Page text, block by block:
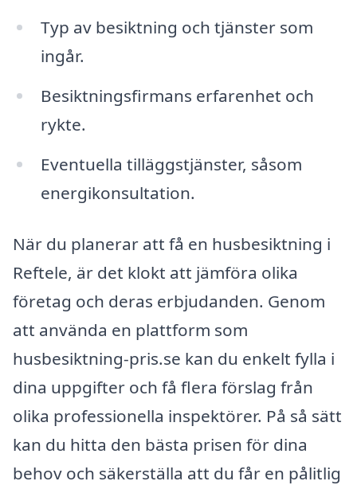
Typ av besiktning och tjänster som
ingår.
Besiktningsfirmans erfarenhet och
rykte.
Eventuella tilläggstjänster, såsom
energikonsultation.
När du planerar att få en husbesiktning i
Reftele, är det klokt att jämföra olika
företag och deras erbjudanden. Genom
att använda en plattform som
husbesiktning-pris.se kan du enkelt fylla i
dina uppgifter och få flera förslag från
olika professionella inspektörer. På så sätt
kan du hitta den bästa prisen för dina
behov och säkerställa att du får en pålitlig